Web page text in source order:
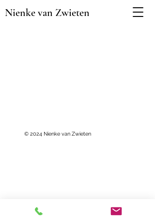
Nienke van Zwieten
© 2024 Nienke van Zwieten